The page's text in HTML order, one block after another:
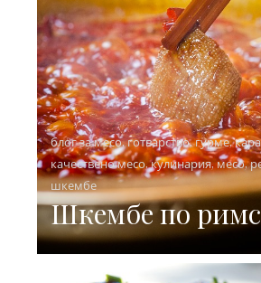
блог за месо,готварство,гурме,
качествено месо,кулинария,месо,
шкембе
Шкембе по